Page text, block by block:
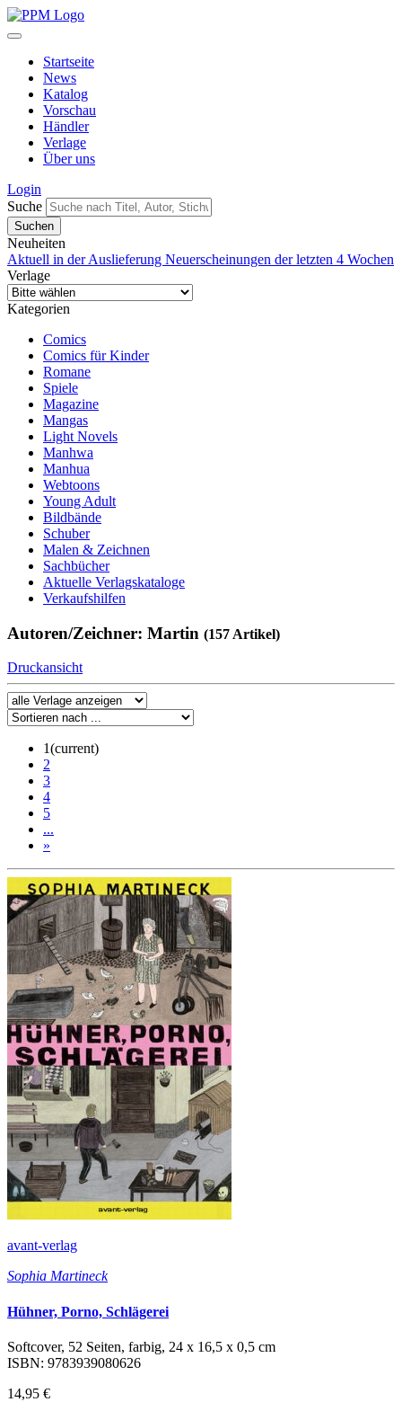
Startseite
News
Katalog
Vorschau
Händler
Verlage
Über uns
Login
Suche
Neuheiten
Aktuell in der Auslieferung Neuerscheinungen der letzten 4 Wochen
Verlage
Kategorien
Comics
Comics für Kinder
Romane
Spiele
Magazine
Mangas
Light Novels
Manhwa
Manhua
Webtoons
Young Adult
Bildbände
Schuber
Malen & Zeichnen
Sachbücher
Aktuelle Verlagskataloge
Verkaufshilfen
Autoren/Zeichner: Martin (157 Artikel)
Druckansicht
1(current)
2
3
4
5
...
»
avant-verlag
Sophia Martineck
Hühner, Porno, Schlägerei
Softcover, 52 Seiten, farbig, 24 x 16,5 x 0,5 cm
ISBN: 9783939080626
14,95 €